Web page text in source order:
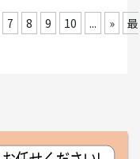
7 8 9 10 ... »
最